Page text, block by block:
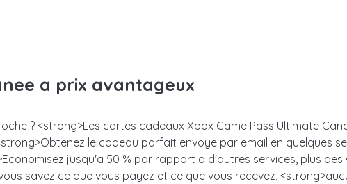
a prix avantageux
? <strong>Les cartes cadeaux Xbox Game Pass Ultimate
le cadeau parfait envoye par email en quelques
jusqu'a 50 % par rapport a d'autres services, plus
savez ce que vous payez et ce que vous recevez,